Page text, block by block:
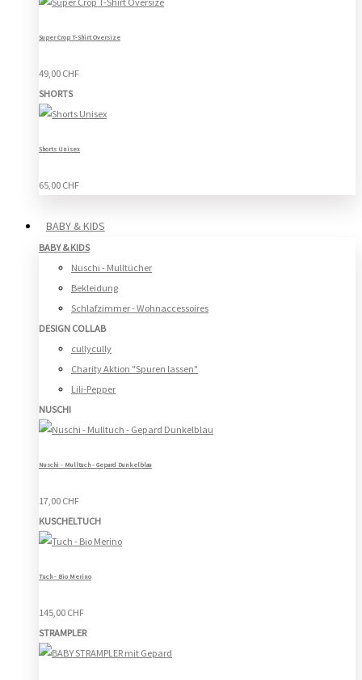
Super Crop T-Shirt Oversize
49,00 CHF
SHORTS
Shorts Unisex
65,00 CHF
BABY & KIDS
BABY & KIDS
Nuschi - Mulltücher
Bekleidung
Schlafzimmer - Wohnaccessoires
DESIGN COLLAB
cullycully
Charity Aktion "Spuren lassen"
Lili-Pepper
NUSCHI
Nuschi - Mulltuch - Gepard Dunkelblau
17,00 CHF
KUSCHELTUCH
Tuch - Bio Merino
145,00 CHF
STRAMPLER